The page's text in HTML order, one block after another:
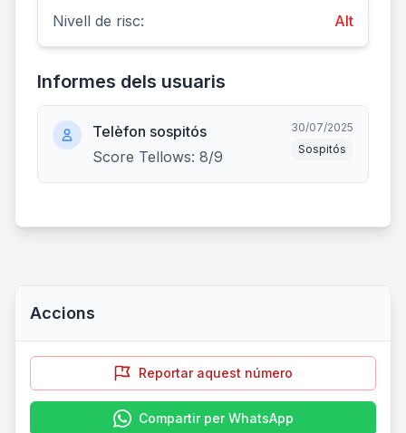
Nivell de risc:
Alt
Informes dels usuaris
Telèfon sospitós
Score Tellows: 8/9
30/07/2025
Sospitós
Accions
Reportar aquest número
Compartir per WhatsApp